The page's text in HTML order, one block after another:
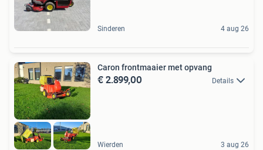
Sinderen 4 aug 26
Caron frontmaaier met opvang
€ 2.899,00 Details
Wierden 3 aug 26